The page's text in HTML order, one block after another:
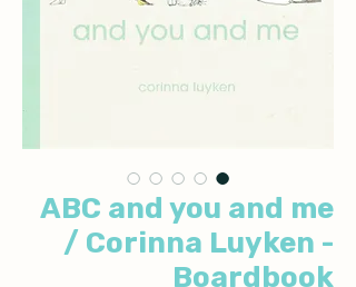
ABC and you and me
/ Corinna Luyken -
Boardbook